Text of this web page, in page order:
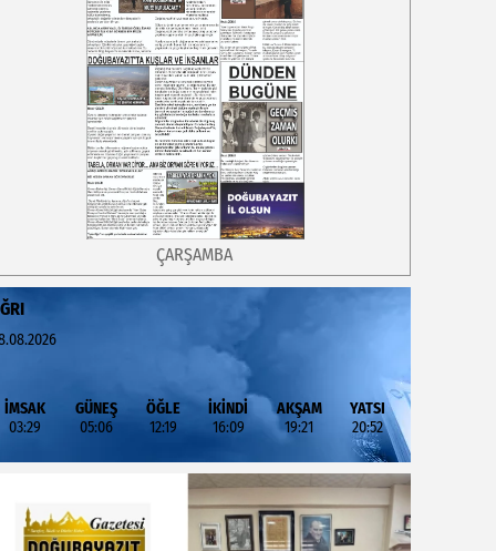
ÇARŞAMBA
İMSAK
03:29
GÜNEŞ
05:06
ÖĞLE
12:19
İKİNDİ
16:09
AKŞAM
19:21
YATSI
20:52